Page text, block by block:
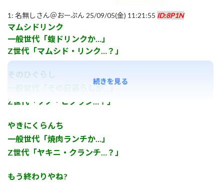
1: 名無しさん＠おーぷん 25/09/05(金) 11:21:55 ID:8P1N
マムシドリンク
一般世代「蝮ドリンクか…」
Z世代「マムシド・リンク…？」
そのひぐらし
一般世代「その日暮らしか…」
Z世代「ソノ・ヒグラシ…？」
やきにくらんち
一般世代「焼肉ランチか…」
Z世代「ヤキニ・クランチ…？」
もう終わりやね?
続きを見る